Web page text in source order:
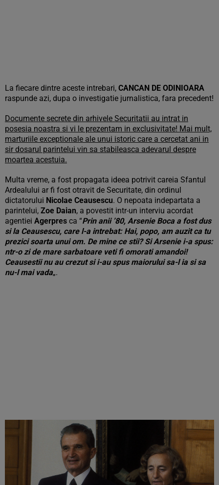
La fiecare dintre aceste intrebari, CANCAN DE ODINIOARA
raspunde azi, dupa o investigatie jurnalistica, fara precedent!
Documente secrete din arhivele Securitatii au intrat in
posesia noastra si vi le prezentam in exclusivitate! Mai mult,
marturiile exceptionale ale unui istoric care a cercetat ani in
sir dosarul parintelui vin sa stabileasca adevarul despre
moartea acestuia.
Multa vreme, a fost propagata ideea potrivit careia Sfantul
Ardealului ar fi fost otravit de Securitate, din ordinul
dictatorului Nicolae Ceausescu. O nepoata indepartata a
parintelui, Zoe Daian, a povestit intr-un interviu acordat
agentiei Agerpres ca “Prin anii ’80, Arsenie Boca a fost dus
si la Ceausescu, care l-a intrebat: Hai, popo, am auzit ca tu
prezici soarta unui om. De mine ce stii? Si Arsenie i-a spus:
ntr-o zi de mare sarbatoare veti fi omorati amandoi!
Ceausestii nu au crezut si i-au spus maiorului sa-l ia si sa
nu-l mai vada„.